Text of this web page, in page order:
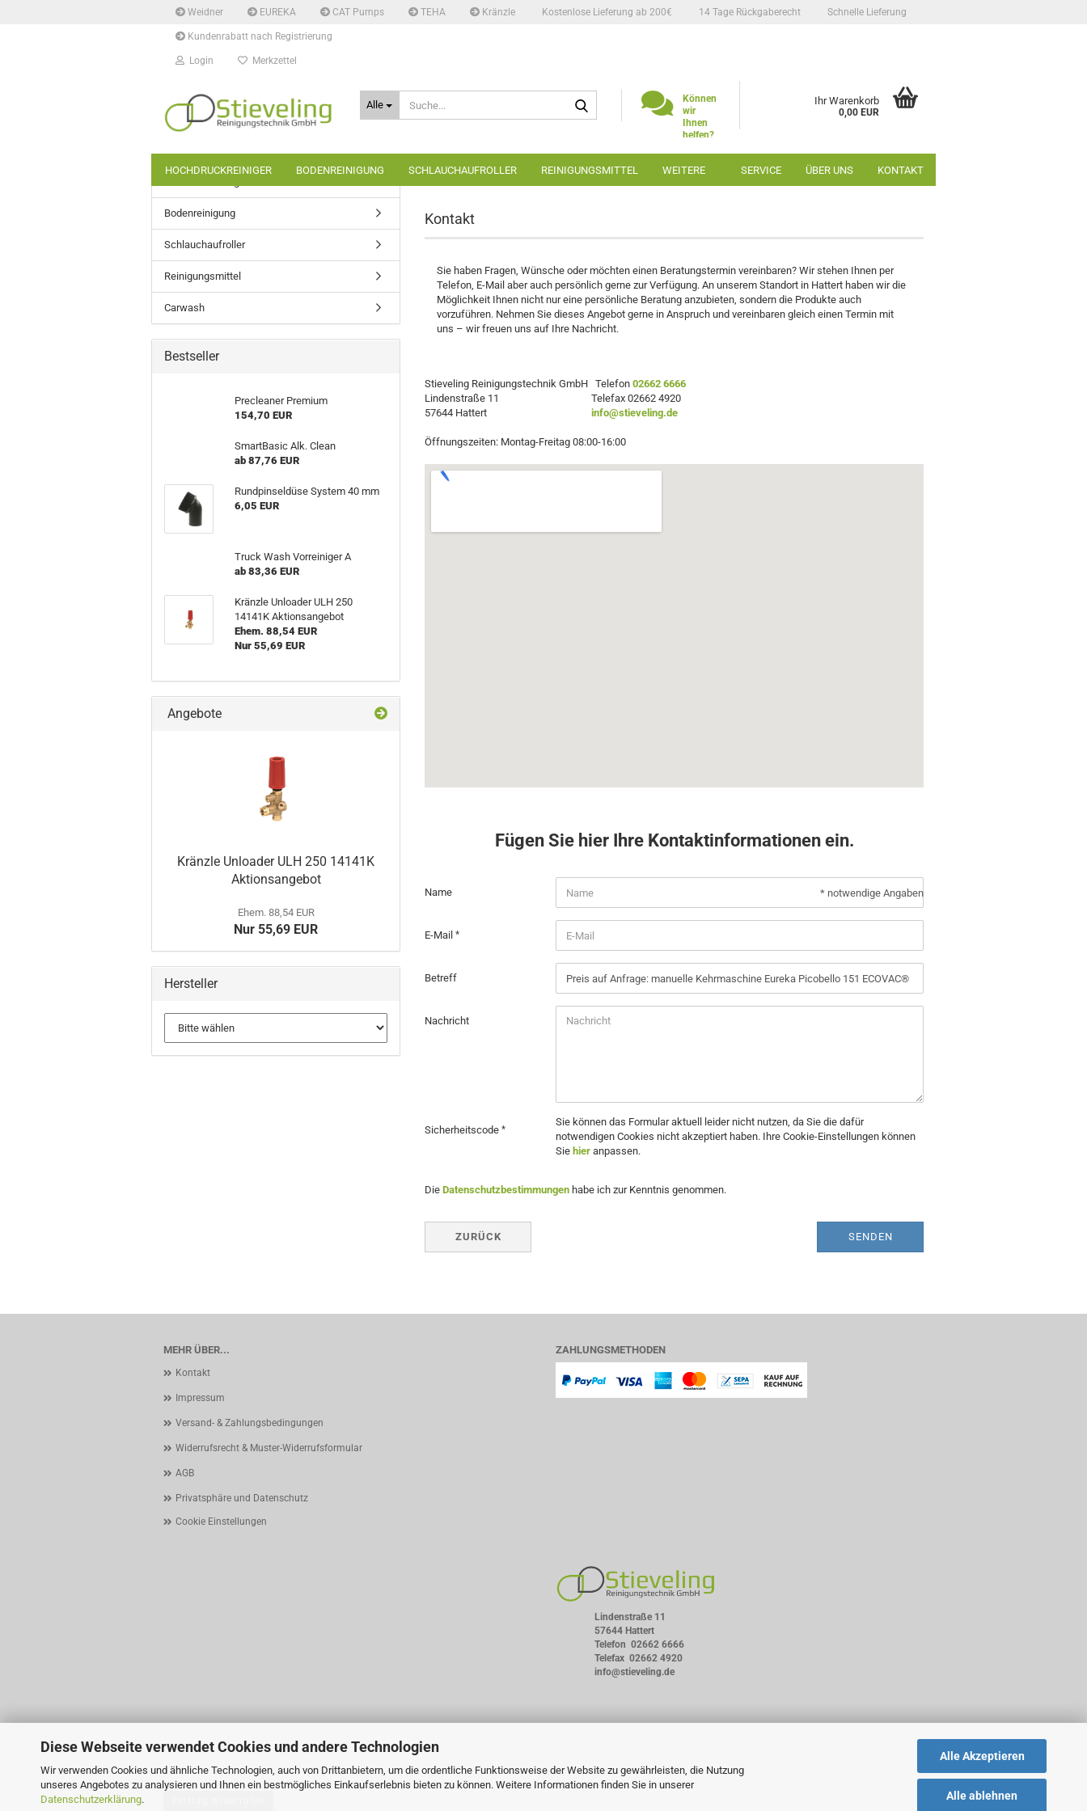
Diese Webseite verwendet Cookies und andere Technologien
Wir verwenden Cookies und ähnliche Technologien, auch von Drittanbietern, um die ordentliche Funktionsweise der Website zu gewährleisten, die Nutzung
unseres Angebotes zu analysieren und Ihnen ein bestmögliches Einkaufserlebnis bieten zu können. Weitere Informationen finden Sie in unserer
Datenschutzerklärung.
Alle Akzeptieren
Alle ablehnen
Weidner EUREKA CAT Pumps TEHA Kränzle Kostenlose Lieferung ab 200€ 14 Tage Rückgaberecht Schnelle Lieferung
Kundenrabatt nach Registrierung
Login Merkzettel
Alle
Können
wir
Ihnen
helfen?
6666
Ihr Warenkorb
0,00 EUR
HOCHDRUCKREINIGER BODENREINIGUNG SCHLAUCHAUFROLLER REINIGUNGSMITTEL SERVICE ÜBER UNS KONTAKT
WEITERE
Startseite » Kontakt
Kontakt
Sie haben Fragen, Wünsche oder möchten einen Beratungstermin vereinbaren? Wir stehen Ihnen per
Telefon, E-Mail aber auch persönlich gerne zur Verfügung. An unserem Standort in Hattert haben wir die
Möglichkeit Ihnen nicht nur eine persönliche Beratung anzubieten, sondern die Produkte auch
vorzuführen. Nehmen Sie dieses Angebot gerne in Anspruch und vereinbaren gleich einen Termin mit
uns – wir freuen uns auf Ihre Nachricht.
Stieveling Reinigungstechnik GmbH Telefon02662 6666
Lindenstraße 11 Telefax 02662 4920
57644 Hattertinfo@stieveling.de
Öffnungszeiten: Montag-Freitag 08:00-16:00
Fügen Sie hier Ihre Kontaktinformationen ein.
Name
E-Mail
Betreff
Nachricht
Sicherheitscode
Sie können das Formular aktuell leider nicht nutzen, da Sie die dafür
notwendigen Cookies nicht akzeptiert haben. Ihre Cookie-Einstellungen können
Sie hieranpassen.
DATENSCHUTZBESTIMMUNGEN
DieDatenschutzbestimmungen habe ich zur Kenntnis genommen.
ZURÜCK SENDEN
* notwendige Angaben
Bodenreinigung
Schlauchaufroller
Reinigungsmittel
Carwash
Bestseller
Precleaner Premium
154,70 EUR
SmartBasic Alk. Clean
ab 87,76 EUR
Rundpinseldüse System 40 mm
6,05 EUR
Truck Wash Vorreiniger A
ab 83,36 EUR
Kränzle Unloader ULH 250
14141K Aktionsangebot
Ehem. 88,54 EUR
Nur 55,69 EUR
Angebote
Kränzle Unloader ULH 250 14141K
Aktionsangebot
Ehem. 88,54 EUR
Nur 55,69 EUR
Hersteller
MEHR ÜBER...
Kontakt
Impressum
Versand- & Zahlungsbedingungen
Widerrufsrecht & Muster-Widerrufsformular
AGB
Privatsphäre und Datenschutz
Cookie Einstellungen
ZAHLUNGSMETHODEN
Lindenstraße 11
57644 Hattert
Telefon 02662 6666
Telefax 02662 4920
info@stieveling.de